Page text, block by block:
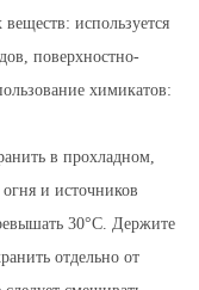
используется
поверхностно-
химикатов:
в прохладном,
и источников
30°С. Держите
отдельно от